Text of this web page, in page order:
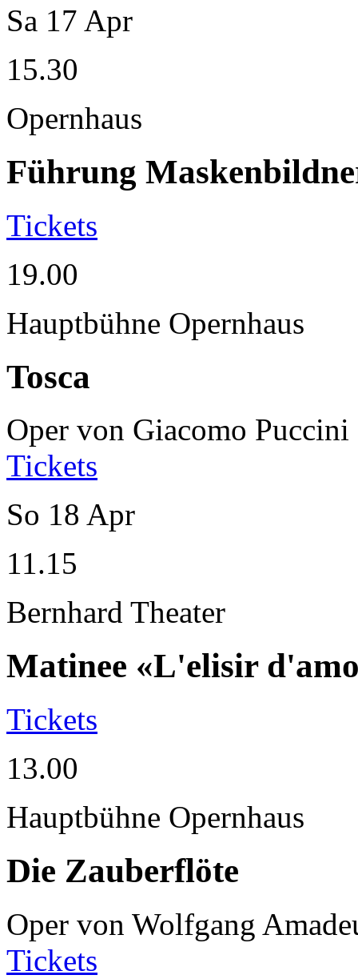
Sa 17 Apr
15.30
Opernhaus
Führung
Tickets
19.00
Hauptbühne Opernhaus
Tosca
Oper von Giacomo Puccini
Tickets
So 18 Apr
11.15
Bernhard Theater
Matinee «L'elisir
Tickets
13.00
Hauptbühne Opernhaus
Die Zauberflöte
Oper von Wolfgang
Tickets